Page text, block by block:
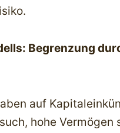
Begrenzung
auf
hohe Vermögen